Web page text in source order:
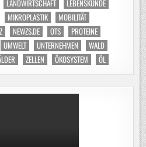
LANDWIRTSCHAFT
LEBENSKUNDE
MIKROPLASTIK
MOBILITÄT
NEWZS.DE OTS
PROTEINE
UMWELT UNTERNEHMEN
WALD
ZELLEN ÖKOSYSTEM ÖL